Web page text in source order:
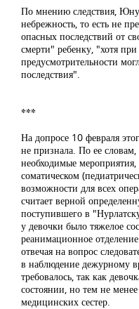
По мнению следствия,
небрежность, то есть не
опасных последствий от
смерти" ребенку, "хотя
предусмотрительности
последствия".
***
На допросе 10 февраля
не признала. По ее
необходимые мероприятия,
соматическом
возможности для всех
считает верной
поступившего в
у девочки было тяжелое
реанимационное
отвечая на вопрос
в наблюдение дежурному
требовалось, так как
состоянии, но тем не
медицинских сестер.